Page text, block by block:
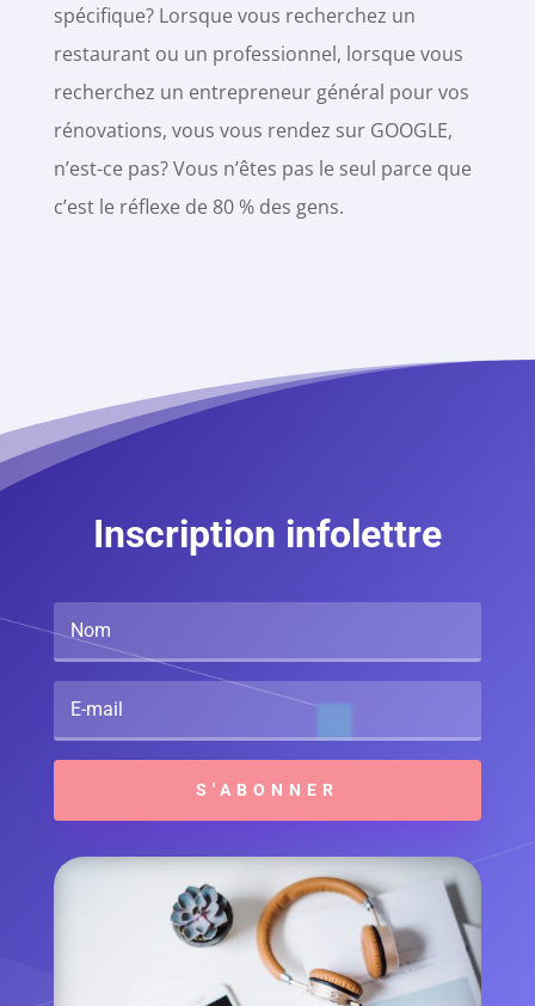
spécifique? Lorsque vous recherchez un
restaurant ou un professionnel, lorsque vous
recherchez un entrepreneur général pour vos
rénovations, vous vous rendez sur GOOGLE,
n’est-ce pas? Vous n’êtes pas le seul parce que
c’est le réflexe de 80 % des gens.
Inscription infolettre
S'ABONNER